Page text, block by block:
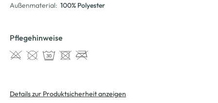
Außenmaterial: 100% Polyester
Pflegehinweise
Details zur Produktsicherheit anzeigen